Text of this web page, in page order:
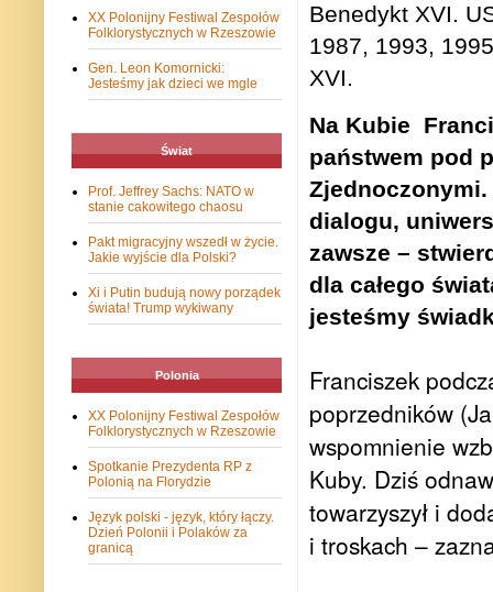
Benedykt XVI.
1987, 1993,
XVI.
Na Kubie
państwem pod
Zjednoczonymi.
dialogu,
zawsze –
dla całego
jesteśmy
Franciszek
poprzedników
wspomnienie
Kuby. Dziś
towarzyszył i
i troskach –
XX Polonijny Festiwal Zespołów
Folklorystycznych w Rzeszowie
Gen. Leon Komornicki:
Jesteśmy jak dzieci we mgle
Świat
Prof. Jeffrey Sachs: NATO w
stanie cakowitego chaosu
Pakt migracyjny wszedł w życie.
Jakie wyjście dla Polski?
Xi i Putin budują nowy porządek
świata! Trump wykiwany
Polonia
XX Polonijny Festiwal Zespołów
Folklorystycznych w Rzeszowie
Spotkanie Prezydenta RP z
Polonią na Florydzie
Język polski - język, który łączy.
Dzień Polonii i Polaków za
granicą